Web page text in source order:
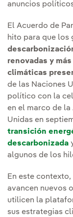
anuncios
El Acuerdo de
hito para que los
renovadas y
climáticas
de las Naciones
político con la
en el marco de
Unidas en
transición
descarbonizada
algunos de los
En este
avancen nuevos
utilicen la
sus estrategias